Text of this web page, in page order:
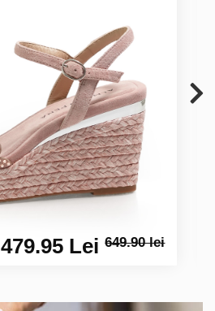
479.95 Lei649.90 lei